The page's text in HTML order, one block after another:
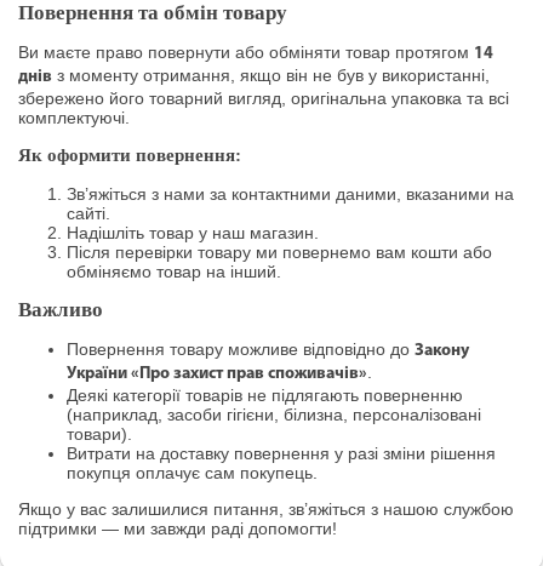
Повернення та обмін товару
Ви маєте право повернути або обміняти товар протягом 14
днів з моменту отримання, якщо він не був у використанні,
збережено його товарний вигляд, оригінальна упаковка та всі
комплектуючі.
Як оформити повернення:
Зв’яжіться з нами за контактними даними, вказаними на
сайті.
Надішліть товар у наш магазин.
Після перевірки товару ми повернемо вам кошти або
обміняємо товар на інший.
Важливо
Повернення товару можливе відповідно до Закону
України «Про захист прав споживачів».
Деякі категорії товарів не підлягають поверненню
(наприклад, засоби гігієни, білизна, персоналізовані
товари).
Витрати на доставку повернення у разі зміни рішення
покупця оплачує сам покупець.
Якщо у вас залишилися питання, зв’яжіться з нашою службою
підтримки — ми завжди раді допомогти!